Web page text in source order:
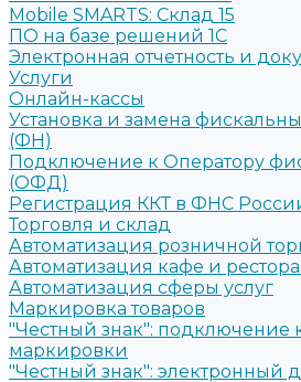
Mobile SMARTS: Склад 15
ПО на базе решений 1С
Электронная отчетность и
Услуги
Онлайн-кассы
Установка и замена
(ФН)
Подключение к Оператору
(ОФД)
Регистрация ККТ в ФНС
Торговля и склад
Автоматизация розничной
Автоматизация кафе и
Автоматизация сферы услуг
Маркировка товаров
"Честный знак": подключение
маркировки
"Честный знак": электронный